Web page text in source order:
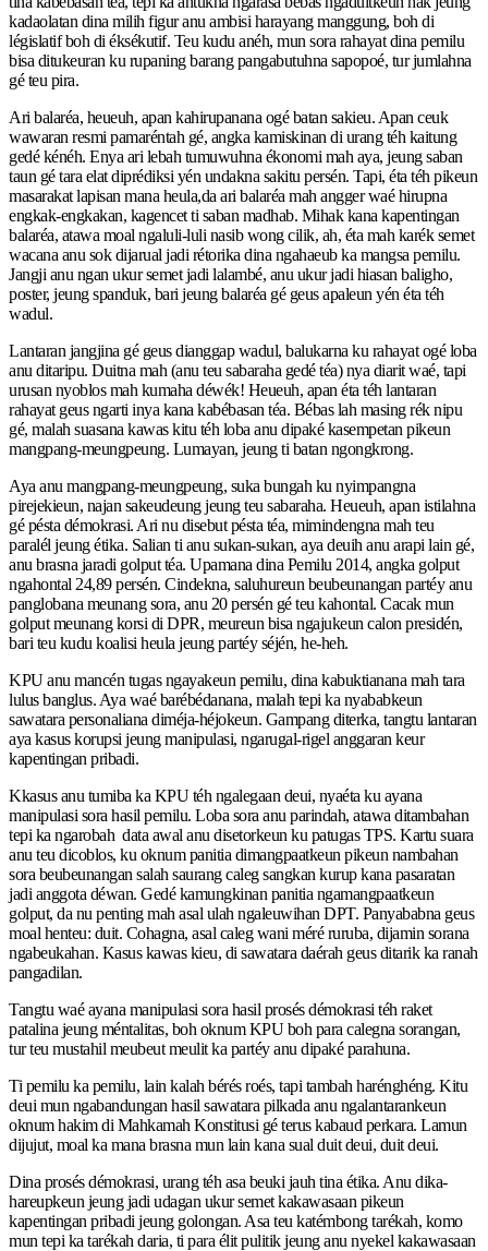
kadaolatan dina milih figur anu ambisi harayang manggung, boh di
législatif boh di éksékutif. Teu kudu anéh, mun sora rahayat dina pemilu
bisa ditukeuran ku rupaning barang pangabutuhna sapopoé, tur jumlahna
gé teu pira.
Ari balaréa, heueuh, apan kahirupanana ogé batan sakieu. Apan ceuk
wawaran resmi pamaréntah gé, angka kamiskinan di urang téh kaitung
gedé kénéh. Enya ari lebah tumuwuhna ékonomi mah aya, jeung saban
taun gé tara elat diprédiksi yén undakna sakitu persén. Tapi, éta téh pikeun
masarakat lapisan mana heula,da ari balaréa mah angger waé hirupna
engkak-engkakan, kagencet ti saban madhab. Mihak kana kapentingan
balaréa, atawa moal ngaluli-luli nasib wong cilik, ah, éta mah karék semet
wacana anu sok dijarual jadi rétorika dina ngahaeub ka mangsa pemilu.
Jangji anu ngan ukur semet jadi lalambé, anu ukur jadi hiasan baligho,
poster, jeung spanduk, bari jeung balaréa gé geus apaleun yén éta téh
wadul.
Lantaran jangjina gé geus dianggap wadul, balukarna ku rahayat ogé loba
anu ditaripu. Duitna mah (anu teu sabaraha gedé téa) nya diarit waé, tapi
urusan nyoblos mah kumaha déwék! Heueuh, apan éta téh lantaran
rahayat geus ngarti inya kana kabébasan téa. Bébas lah masing rék nipu
gé, malah suasana kawas kitu téh loba anu dipaké kasempetan pikeun
mangpang-meungpeung. Lumayan, jeung ti batan ngongkrong.
Aya anu mangpang-meungpeung, suka bungah ku nyimpangna
pirejekieun, najan sakeudeung jeung teu sabaraha. Heueuh, apan istilahna
gé pésta démokrasi. Ari nu disebut pésta téa, mimindengna mah teu
paralél jeung étika. Salian ti anu sukan-sukan, aya deuih anu arapi lain gé,
anu brasna jaradi golput téa. Upamana dina Pemilu 2014, angka golput
ngahontal 24,89 persén. Cindekna, saluhureun beubeunangan partéy anu
panglobana meunang sora, anu 20 persén gé teu kahontal. Cacak mun
golput meunang korsi di DPR, meureun bisa ngajukeun calon presidén,
bari teu kudu koalisi heula jeung partéy séjén, he-heh.
KPU anu mancén tugas ngayakeun pemilu, dina kabuktianana mah tara
lulus banglus. Aya waé barébédanana, malah tepi ka nyababkeun
sawatara personaliana diméja-héjokeun. Gampang diterka, tangtu lantaran
aya kasus korupsi jeung manipulasi, ngarugal-rigel anggaran keur
kapentingan pribadi.
Kkasus anu tumiba ka KPU téh ngalegaan deui, nyaéta ku ayana
manipulasi sora hasil pemilu. Loba sora anu parindah, atawa ditambahan
tepi ka ngarobah data awal anu disetorkeun ku patugas TPS. Kartu suara
anu teu dicoblos, ku oknum panitia dimangpaatkeun pikeun nambahan
sora beubeunangan salah saurang caleg sangkan kurup kana pasaratan
jadi anggota déwan. Gedé kamungkinan panitia ngamangpaatkeun
golput, da nu penting mah asal ulah ngaleuwihan DPT. Panyababna geus
moal henteu: duit. Cohagna, asal caleg wani méré ruruba, dijamin sorana
ngabeukahan. Kasus kawas kieu, di sawatara daérah geus ditarik ka ranah
pangadilan.
Tangtu waé ayana manipulasi sora hasil prosés démokrasi téh raket
patalina jeung méntalitas, boh oknum KPU boh para calegna sorangan,
tur teu mustahil meubeut meulit ka partéy anu dipaké parahuna.
Ti pemilu ka pemilu, lain kalah bérés roés, tapi tambah harénghéng. Kitu
deui mun ngabandungan hasil sawatara pilkada anu ngalantarankeun
oknum hakim di Mahkamah Konstitusi gé terus kabaud perkara. Lamun
dijujut, moal ka mana brasna mun lain kana sual duit deui, duit deui.
Dina prosés démokrasi, urang téh asa beuki jauh tina étika. Anu dika-
hareupkeun jeung jadi udagan ukur semet kakawasaan pikeun
kapentingan pribadi jeung golongan. Asa teu katémbong tarékah, komo
mun tepi ka tarékah daria, ti para élit pulitik jeung anu nyekel kakawasaan